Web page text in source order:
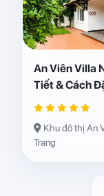
An Viên Villa
Tiết & Cách
Abogo
Khu đô thị An
Trang